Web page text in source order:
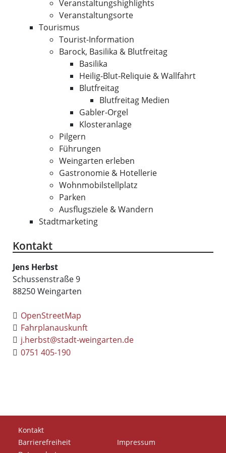
Veranstaltungshighlights
Veranstaltungsorte
Tourismus
Tourist-Information
Barock, Basilika & Blutfreitag
Basilika
Heilig-Blut-Reliquie & Wallfahrt
Blutfreitag
Blutfreitag Medien
Gabler-Orgel
Klosteranlage
Pilgern
Führungen
Weingarten erleben
Gastronomie & Hotellerie
Wohnmobilstellplatz
Parken
Ausflugsziele & Wandern
Stadtmarketing
Kontakt
Jens Herbst
Schussenstraße 9
88250Weingarten
OpenStreetMap
Fahrplanauskunft
j.herbst@stadt-weingarten.de
0751 405-190
Kontakt
Barrierefreiheit
Impressum